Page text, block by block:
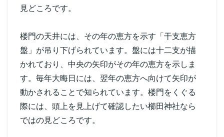
見どころです。
楼門の天井には、その年の恵方を示す「干支恵方
盤」が吊り下げられています。盤には十二支が描
かれており、中央の矢印がその年の恵方を示しま
す。毎年大晦日には、翌年の恵方へ向けて矢印が
動かされることで知られています。楼門をくぐる
際には、頭上を見上げて確認したい櫛田神社なら
ではの見どころです。